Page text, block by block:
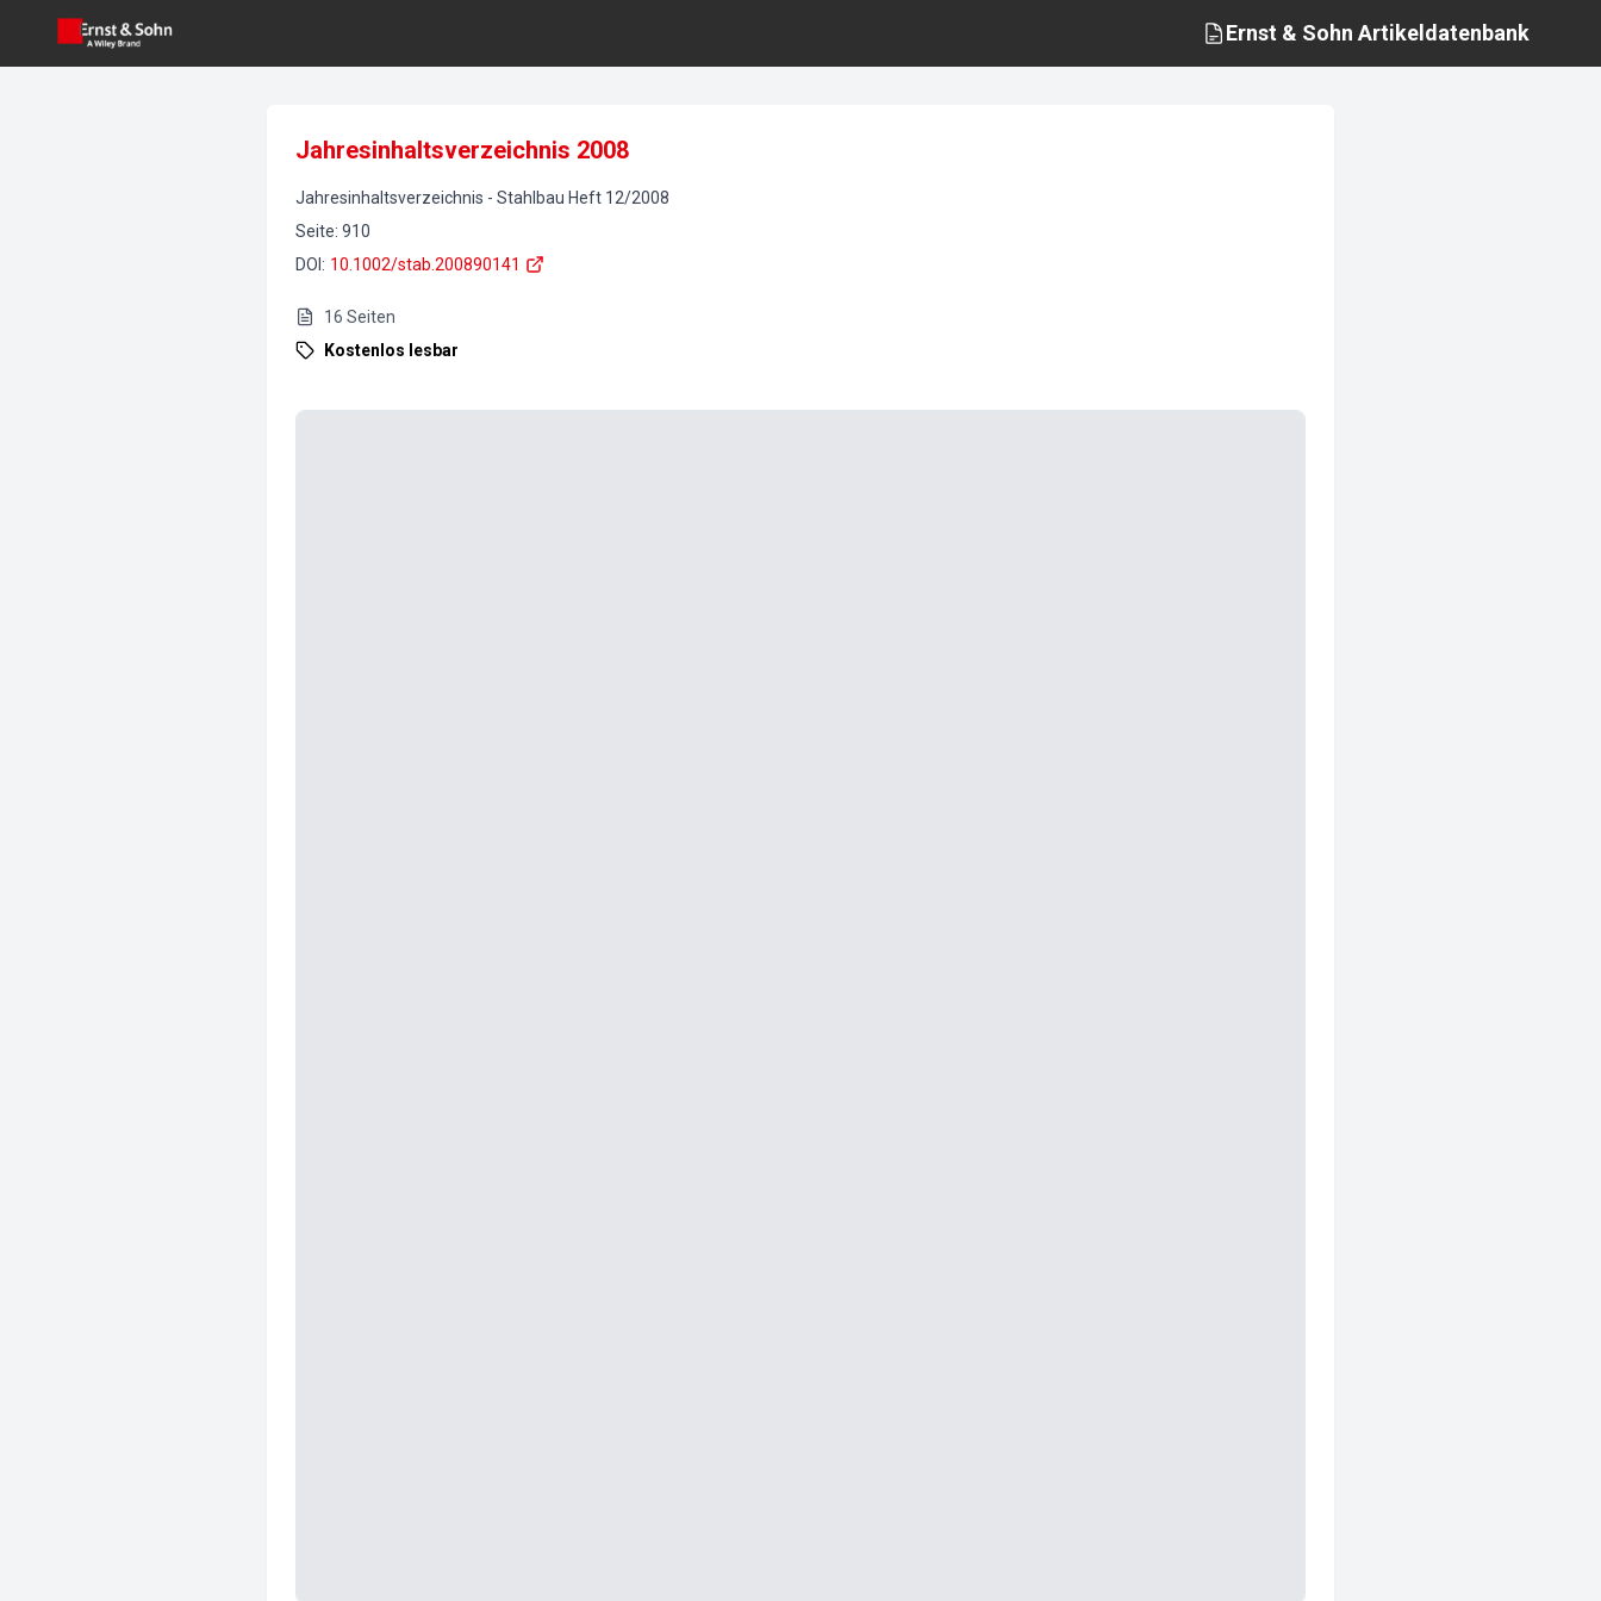
Ernst & Sohn Artikeldatenbank
Jahresinhaltsverzeichnis 2008
Jahresinhaltsverzeichnis - Stahlbau Heft 12/2008
Seite: 910
DOI : 10.1002/stab.200890141
16 Seiten
Kostenlos lesbar